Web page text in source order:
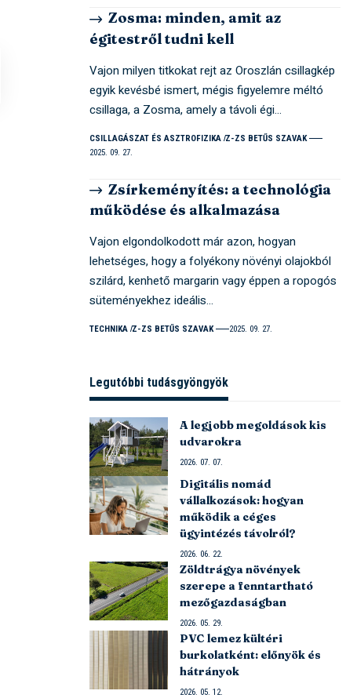
Zosma: minden, amit az
égitestről tudni kell
Vajon milyen titkokat rejt az Oroszlán csillagkép
egyik kevésbé ismert, mégis figyelemre méltó
csillaga, a Zosma, amely a távoli égi…
CSILLAGÁSZAT ÉS ASZTROFIZIKA Z-ZS BETŰS SZAVAK
2025. 09. 27.
Zsírkeményítés: a technológia
működése és alkalmazása
Vajon elgondolkodott már azon, hogyan
lehetséges, hogy a folyékony növényi olajokból
szilárd, kenhető margarin vagy éppen a ropogós
süteményekhez ideális…
TECHNIKA Z-ZS BETŰS SZAVAK 2025. 09. 27.
Legutóbbi tudásgyöngyök
A legjobb megoldások kis
udvarokra
2026. 07. 07.
Digitális nomád
vállalkozások: hogyan
működik a céges
ügyintézés távolról?
2026. 06. 22.
Zöldtrágya növények
szerepe a fenntartható
mezőgazdaságban
2026. 05. 29.
PVC lemez kültéri
burkolatként: előnyök és
hátrányok
2026. 05. 12.